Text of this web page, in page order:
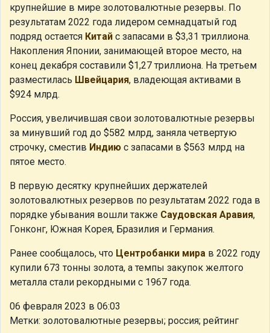
крупнейшие в мире золотовалютные резервы. По
результатам 2022 года лидером семнадцатый год
подряд остается Китай с запасами в $3,31 триллиона.
Накопления Японии, занимающей второе место, на
конец декабря составили $1,27 триллиона. На третьем
разместилась Швейцария, владеющая активами в
$924 млрд.
Россия, увеличившая свои золотовалютные резервы
за минувший год до $582 млрд, заняла четвертую
строчку, сместив Индию с запасами в $563 млрд на
пятое место.
В первую десятку крупнейших держателей
золотовалютных резервов по результатам 2022 года в
порядке убывания вошли также Саудовская Аравия,
Гонконг, Южная Корея, Бразилия и Германия.
Ранее сообщалось, что Центробанки мира в 2022 году
купили 673 тонны золота, а темпы закупок желтого
металла стали рекордными с 1967 года.
06 февраля 2023 в 06:03
Метки: золотовалютные резервы; россия; рейтинг